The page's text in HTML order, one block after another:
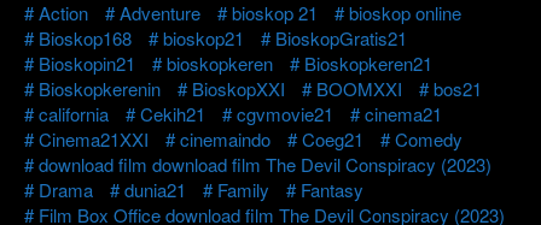
Action
Adventure bioskop 21
bioskop online
Bioskop168
bioskop21
BioskopGratis21
Bioskopin21
bioskopkeren
Bioskopkeren21
Bioskopkerenin
BioskopXXI BOOMXXI
bos21
california
Cekih21 cgvmovie21
cinema21
Cinema21XXI
cinemaindo Coeg21
Comedy
download film download film The Devil Conspiracy (2023)
Drama
dunia21 Family
Fantasy
Film Box Office download film The Devil Conspiracy (2023)